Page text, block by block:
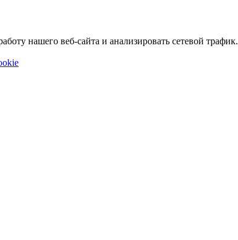
нашего веб-сайта и анализировать сетевой трафик.